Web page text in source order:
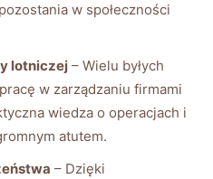
w społeczności
lotniczej – Wielu byłych
w ‍zarządzaniu firmami
wiedza o operacjach i
atutem.
– Dzięki